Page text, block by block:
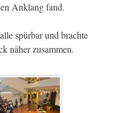
Anklang fand.
spürbar und brachte
näher zusammen.